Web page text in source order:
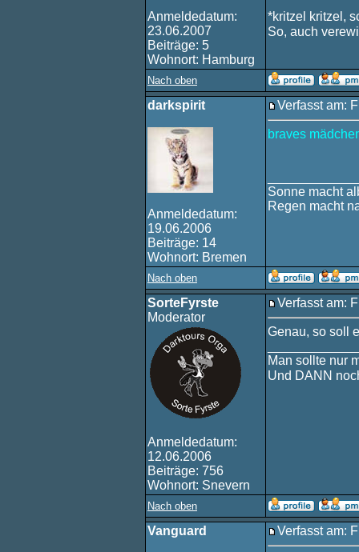
Anmeldedatum:
23.06.2007
Beiträge: 5
Wohnort: Hamburg
*kritzel kritzel,
So, auch
Nach oben
darkspirit
Anmeldedatum:
19.06.2006
Beiträge: 14
Wohnort: Bremen
Verfasst am:
braves
Sonne macht
Regen macht
Nach oben
SorteFyrste
Moderator
Anmeldedatum:
12.06.2006
Beiträge: 756
Wohnort: Snevern
Verfasst am:
Genau, so soll
Man sollte nur
Und DANN
Nach oben
Vanguard Verfasst am: